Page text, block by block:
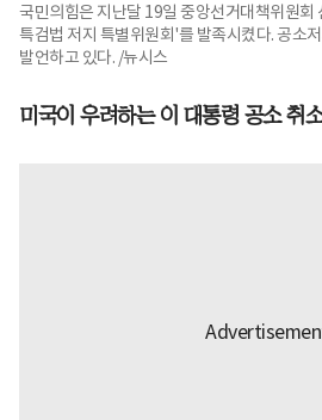
국민의힘은 지난달 19일 중앙선거대책위원회
특검법 저지 특별위원회'를 발족시켰다. 공소
발언하고 있다. /뉴시스
미국이 우려하는 이 대통령 공소 취소